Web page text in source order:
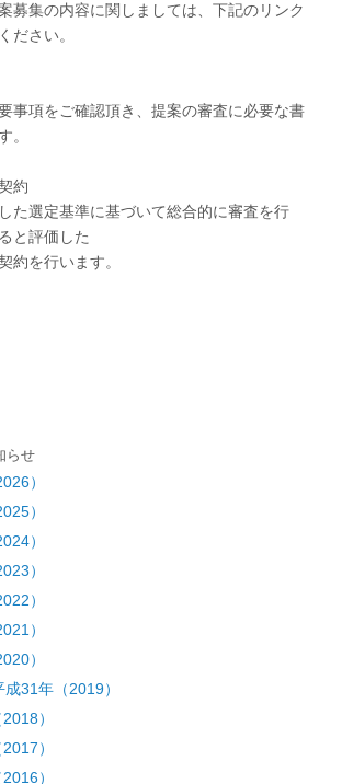
募集の内容に関しましては、下記のリンク
ださい。
事項をご確認頂き、提案の審査に必要な書
。
約
た選定基準に基づいて総合的に審査を行
と評価した
約を行います。
らせ
）
）
）
）
）
）
）
31年（2019）
）
）
）